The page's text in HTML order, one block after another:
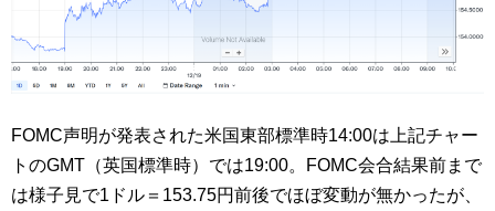
FOMC声明が発表された米国東部標準時14:00は上記チャー
トのGMT（英国標準時）では19:00。FOMC会合結果前まで
は様子見で1ドル＝153.75円前後でほぼ変動が無かったが、